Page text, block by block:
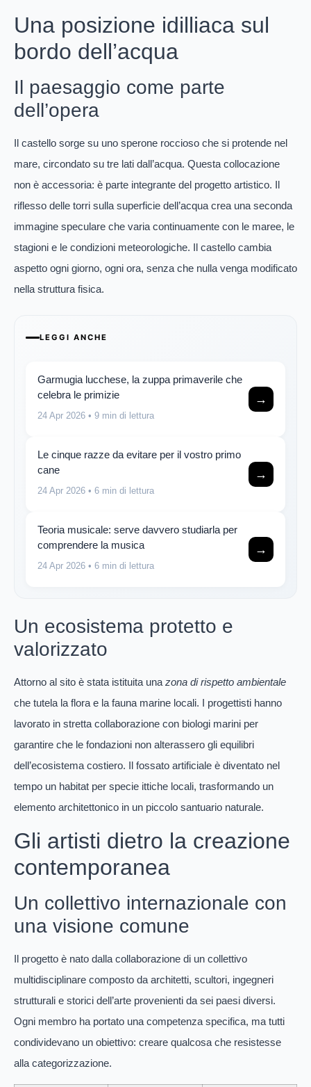
Una posizione idilliaca sul
bordo dell’acqua
Il paesaggio come parte
dell’opera
Il castello sorge su uno sperone roccioso che si protende nel
mare, circondato su tre lati dall’acqua. Questa collocazione
non è accessoria: è parte integrante del progetto artistico. Il
riflesso delle torri sulla superficie dell’acqua crea una seconda
immagine speculare che varia continuamente con le maree, le
stagioni e le condizioni meteorologiche. Il castello cambia
aspetto ogni giorno, ogni ora, senza che nulla venga modificato
nella struttura fisica.
LEGGI ANCHE
Garmugia lucchese, la zuppa primaverile che
celebra le primizie
24 Apr 2026 • 9 min di lettura
→
Le cinque razze da evitare per il vostro primo
cane
24 Apr 2026 • 6 min di lettura
→
Teoria musicale: serve davvero studiarla per
comprendere la musica
24 Apr 2026 • 6 min di lettura
→
Un ecosistema protetto e
valorizzato
Attorno al sito è stata istituita una zona di rispetto ambientale
che tutela la flora e la fauna marine locali. I progettisti hanno
lavorato in stretta collaborazione con biologi marini per
garantire che le fondazioni non alterassero gli equilibri
dell’ecosistema costiero. Il fossato artificiale è diventato nel
tempo un habitat per specie ittiche locali, trasformando un
elemento architettonico in un piccolo santuario naturale.
Gli artisti dietro la creazione
contemporanea
Un collettivo internazionale con
una visione comune
Il progetto è nato dalla collaborazione di un collettivo
multidisciplinare composto da architetti, scultori, ingegneri
strutturali e storici dell’arte provenienti da sei paesi diversi.
Ogni membro ha portato una competenza specifica, ma tutti
condividevano un obiettivo: creare qualcosa che resistesse
alla categorizzazione.